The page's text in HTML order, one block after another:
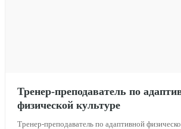
Тренер-преподаватель по
физической культуре
Тренер-преподаватель по адаптивной